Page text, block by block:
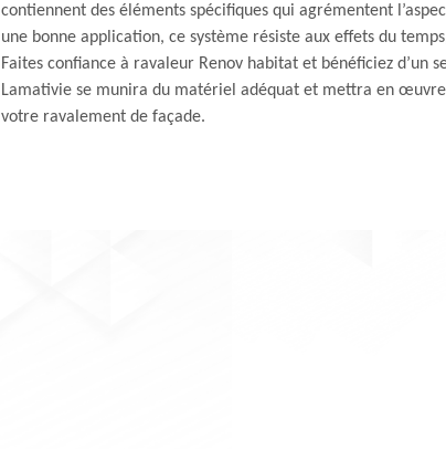
contiennent des éléments spécifiques qui agrémentent
une bonne application, ce système résiste aux effets du
Faites confiance à ravaleur Renov habitat et bénéficiez d’un
Lamativie se munira du matériel adéquat et mettra en
votre ravalement de façade.